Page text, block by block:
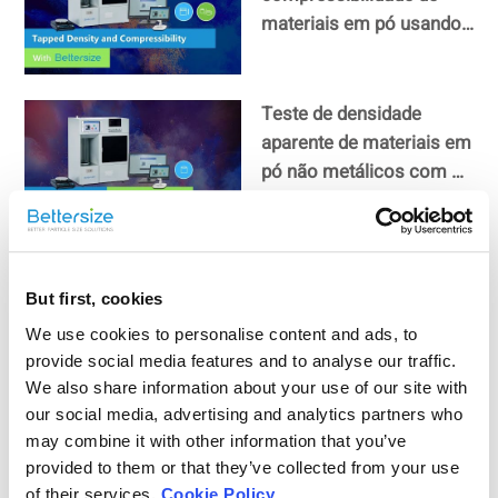
But first, cookies
We use cookies to personalise content and ads, to
provide social media features and to analyse our traffic.
We also share information about your use of our site with
our social media, advertising and analytics partners who
may combine it with other information that you’ve
provided to them or that they’ve collected from your use
of their services. Cookie Policy
materiais em pó usando
Teste de densidade
aparente de materiais em
pó não metálicos com o
PowderPro A1
pó com o PowderPro A1
Teste de ângulo de
repouso, ângulo de queda
e ângulo de diferença de